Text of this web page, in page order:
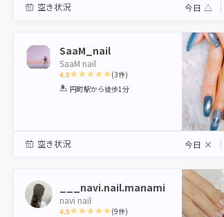
空き状況 今日 △
SaaM_nail
SaaM nail
4.9
1 2 3 4 5
(3件)
円町駅から徒歩1分
空き状況 今日 ×
___navi.nail.manami
navi nail
4.5 (9件)